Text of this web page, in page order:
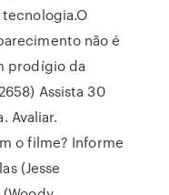
não é
prodígio da
Assista 30
Avaliar.
o filme? Informe
(Jesse